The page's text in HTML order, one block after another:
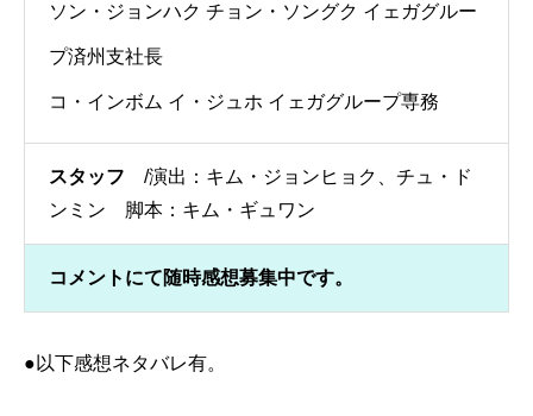
ソン・ジョンハク チョン・ソングク イェガグルー
プ済州支社長
コ・インボム イ・ジュホ イェガグループ専務
スタッフ /演出：キム・ジョンヒョク、チュ・ド
ンミン 脚本：キム・ギュワン
コメントにて随時感想募集中です。
●以下感想ネタバレ有。